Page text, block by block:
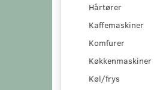
Hårtører
Kaffemaskiner
Komfurer
Køkkenmaskiner
Køl/frys